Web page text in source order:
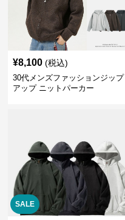
¥8,100 (税込)
30代メンズファッションジップ
アップ ニットパーカー
SALE